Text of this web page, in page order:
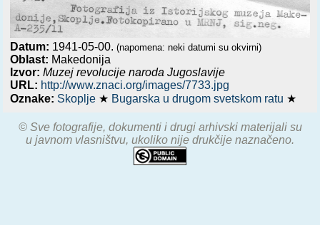
Datum: 1941-05-00. (napomena: neki datumi su okvirni)
Oblast: Makedonija
Izvor: Muzej revolucije naroda Jugoslavije
URL: http://www.znaci.org/images/7733.jpg
Oznake: Skoplje ★ Bugarska u drugom svetskom ratu ★
© Sve fotografije, dokumenti i drugi arhivski materijali su
u javnom vlasništvu, ukoliko nije drukčije naznačeno.